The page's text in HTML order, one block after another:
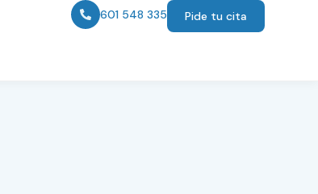
601 548 335 Pide tu cita